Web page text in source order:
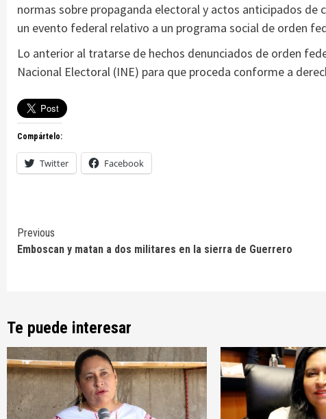
normas sobre propaganda electoral y actos anticipados de
un evento federal relativo a un programa social de orden
Lo anterior al tratarse de hechos denunciados de orden
Nacional Electoral (INE) para que proceda conforme a
Compártelo:
Twitter Facebook
Continue
Reading
Previous
Emboscan y matan a dos militares en la sierra de Guerrero
Te puede interesar